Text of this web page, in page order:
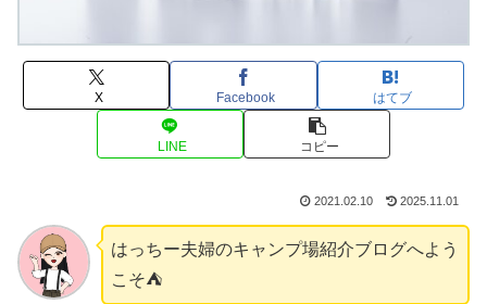
X Facebook はてブ
LINE コピー
2021.02.10 2025.11.01
はっちー夫婦のキャンプ場紹介ブログへよう
こそ⛺️